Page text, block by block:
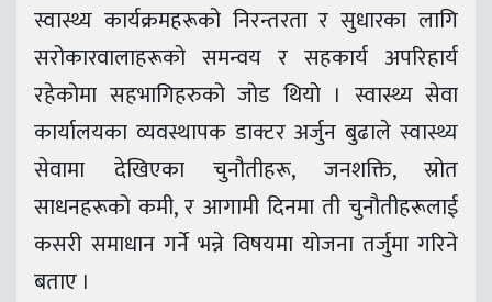
स्वास्थ्य कार्यक्रमहरूको निरन्तरता र सुधारका लागि
सरोकारवालाहरूको समन्वय र सहकार्य अपरिहार्य
रहेकोमा सहभागिहरुको जोड थियो । स्वास्थ्य सेवा
कार्यालयका व्यवस्थापक डाक्टर अर्जुन बुढाले स्वास्थ्य
सेवामा देखिएका चुनौतीहरू, जनशक्ति, स्रोत
साधनहरूको कमी, र आगामी दिनमा ती चुनौतीहरूलाई
कसरी समाधान गर्ने भन्ने विषयमा योजना तर्जुमा गरिने
बताए ।